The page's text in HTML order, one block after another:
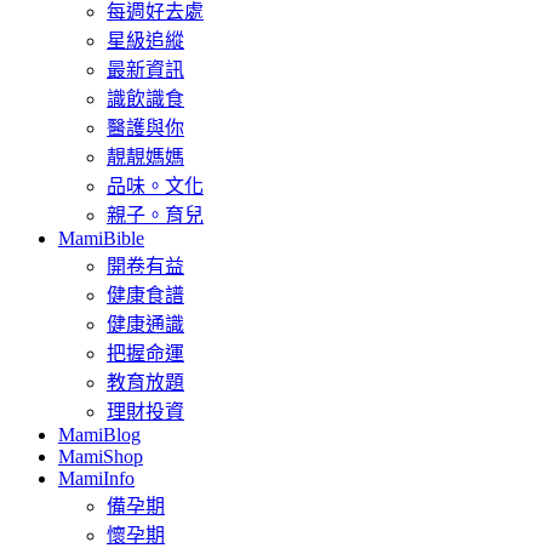
每週好去處
星級追縱
最新資訊
識飲識食
醫護與你
靚靚媽媽
品味。文化
親子。育兒
MamiBible
開卷有益
健康食譜
健康通識
把握命運
教育放題
理財投資
MamiBlog
MamiShop
MamiInfo
備孕期
懷孕期